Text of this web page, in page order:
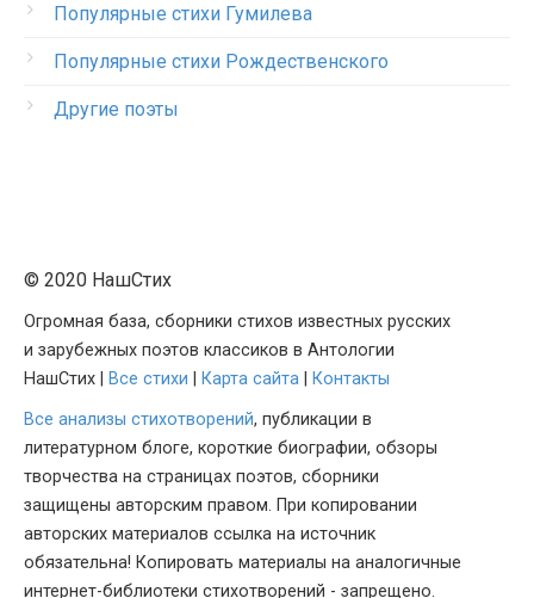
Популярные стихи Гумилева
Популярные стихи Рождественского
Другие поэты
© 2020 НашСтих
Огромная база, сборники стихов известных русских
и зарубежных поэтов классиков в Антологии
НашСтих |
Все стихи Карта сайта
Контакты
Все анализы стихотворений, публикации в
литературном блоге, короткие биографии, обзоры
творчества на страницах поэтов, сборники
защищены авторским правом. При копировании
авторских материалов ссылка на источник
обязательна! Копировать материалы на аналогичные
интернет-библиотеки стихотворений - запрещено.